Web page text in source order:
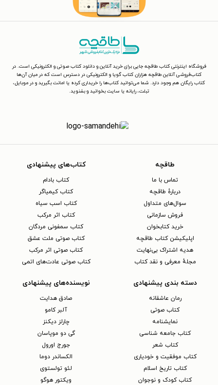
فروشگاه اینترنتی کتاب طاقچه جایی برای خرید آنلاین و دانلود کتاب صوتی و الکترونیکی است. در
کتاب‌فروشی آنلاین طاقچه هزاران کتاب گویا و الکترونیکی در دسترس است که در میان آن‌ها
کتاب رایگان هم وجود دارد. شما می‌توانید کتاب‌ها را خریداری کرده یا امانت بگیرید و در موبایل،
تبلت، رایانه یا سایت بخوانید و بشنوید.
طاقچه
تماس با ما
دربارهٔ طاقچه
سوال‌های متداول
فروش سازمانی
خرید کتابخوان
اپلیکیشن کتاب طاقچه
هدیه اشتراک بی‌نهایت
مجلهٔ معرفی و نقد کتاب
کتاب‌های پیشنهادی
کتاب بادام
کتاب کیمیاگر
کتاب اسب سیاه
کتاب اثر مرکب
کتاب سمفونی مردگان
کتاب صوتی ملت عشق
کتاب صوتی اثر مرکب
کتاب صوتی عادت‌های اتمی
دسته بندی پیشنهادی
رمان عاشقانه
کتاب‌ صوتی
نمایشنامه
کتاب جامعه شناسی
کتاب شعر
کتاب موفقیت و خودیاری
کتاب تاریخ اسلام
کتاب کودک و نوجوان
نویسنده‌های پیشنهادی
صادق هدایت
آلبر کامو
چارلز دیکنز
گی دو موپاسان
جورج اورول
الکساندر دوما
لئو تولستوی
ویکتور هوگو